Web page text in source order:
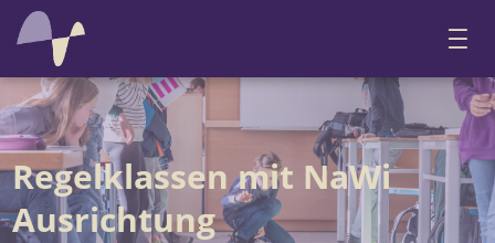
Regelklassen mit NaWi
Ausrichtung